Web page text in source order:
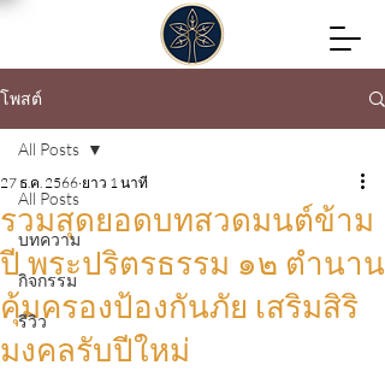
โพสต์
All Posts
บทความ
กิจกรรม
รีวิว
All Posts
รวมสุดยอดบทสวดมนต์ข้าม
ปี พระปริตรธรรม ๑๒ ตำนาน
คุ้มครองป้องกันภัย เสริมสิริ
มงคลรับปีใหม่
27 ธ.ค. 2566 ยาว 1 นาที